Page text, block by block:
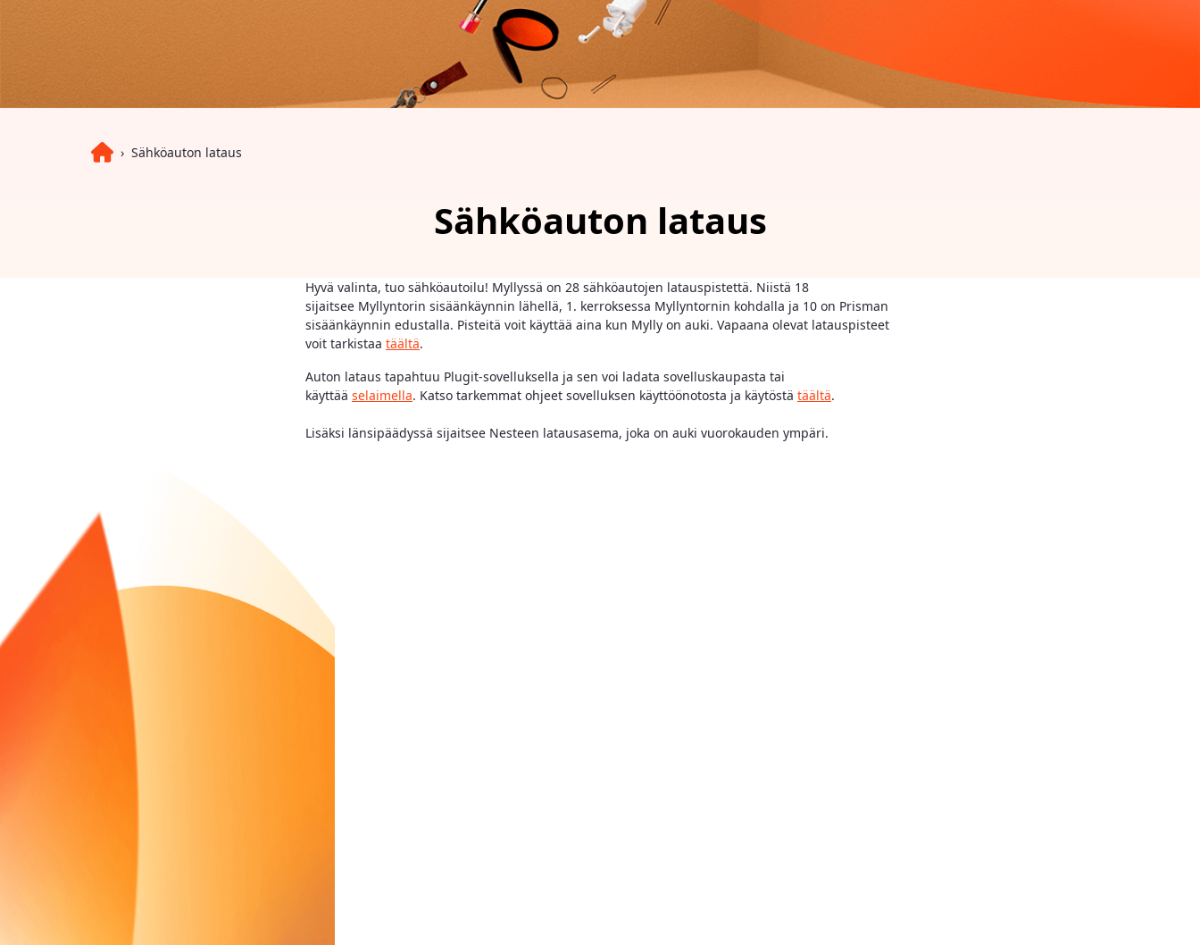
Sähköauton lataus
Sähköauton lataus
Hyvä valinta, tuo sähköautoilu! Myllyssä on 28 sähköautojen latauspistettä. Niistä 18
sijaitsee Myllyntorin sisäänkäynnin lähellä, 1. kerroksessa Myllyntornin kohdalla ja 10 on Prisman
sisäänkäynnin edustalla. Pisteitä voit käyttää aina kun Mylly on auki. Vapaana olevat latauspisteet
voit tarkistaa täältä.
Auton lataus tapahtuu Plugit-sovelluksella ja sen voi ladata sovelluskaupasta tai
käyttää selaimella. Katso tarkemmat ohjeet sovelluksen käyttöönotosta ja käytöstä täältä.
Lisäksi länsipäädyssä sijaitsee Nesteen latausasema, joka on auki vuorokauden ympäri.